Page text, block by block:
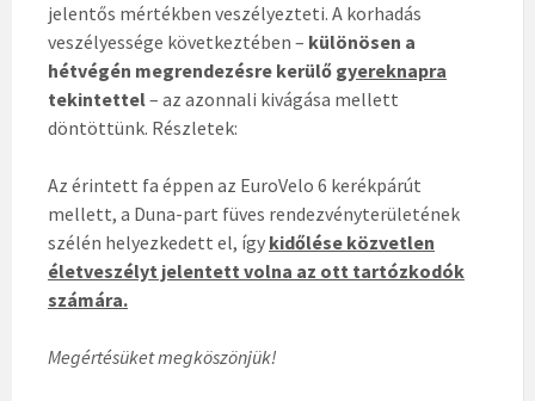
jelentős mértékben veszélyezteti. A korhadás
veszélyessége következtében – különösen a
hétvégén megrendezésre kerülő gyereknapra
tekintettel– az azonnali kivágása mellett
döntöttünk. Részletek:
Az érintett fa éppen az EuroVelo 6 kerékpárút
mellett, a Duna-part füves rendezvényterületének
szélén helyezkedett el, így kidőlése közvetlen
életveszélyt jelentett volna az ott tartózkodók
számára.
Megértésüket megköszönjük!